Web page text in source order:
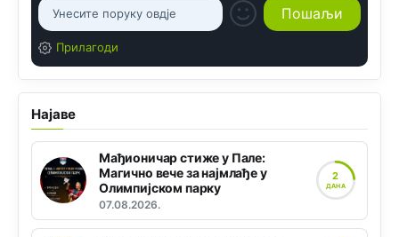
Прилагоди
Најаве
Мађионичар стиже у Пале:
Магично вече за најмлађе у
Олимпијском парку
07.08.2026.
2
ДАНА